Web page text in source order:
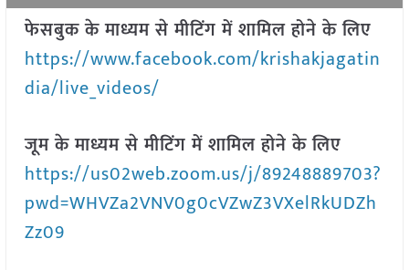
फेसबुक के माध्यम से मीटिंग में शामिल होने के लिए
https://www.facebook.com/krishakjagatin
dia/live_videos/
जूम के माध्यम से मीटिंग में शामिल होने के लिए
https://us02web.zoom.us/j/89248889703?
pwd=WHVZa2VNV0g0cVZwZ3VXelRkUDZh
Zz09